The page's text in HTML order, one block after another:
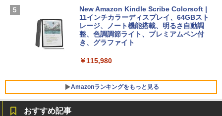
FMV ノートパソコン WE1-K3 (MS 365 P
ersonal/Copilotキー搭載/Win 11/15.6型/
Core i5/16GB/SSD 512GB/ホワイト) FM
VWK3E15W_AZ
￥3,600
New Amazon Kindle Scribe Colorsoft |
11インチカラーディスプレイ、64GBスト
レージ、ノート機能搭載、明るさ自動調
整、色調調節ライト、プレミアムペン付
き、グラファイト
￥115,980
Amazonランキングをもっと見る
おすすめ記事